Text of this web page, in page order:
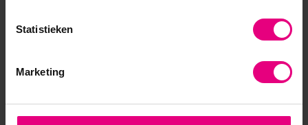
Statistieken
Marketing
Hans Junggeburt, arbeidsmarktsocioloog, is kerndocent
van de leergang Strategisch Ondernemen met Arbeid.
Daarnaast is hij inhoudelijk vormgever en moderator in
de MOOC: